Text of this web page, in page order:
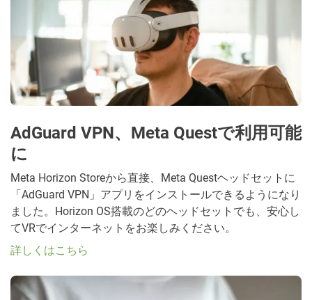
AdGuard VPN、Meta Questで利用可能
に
Meta Horizon Storeから直接、Meta Questヘッドセットに
「AdGuard VPN」アプリをインストールできるようになり
ました。Horizon OS搭載のどのヘッドセットでも、安心し
てVRでインターネットをお楽しみください。
詳しくはこちら